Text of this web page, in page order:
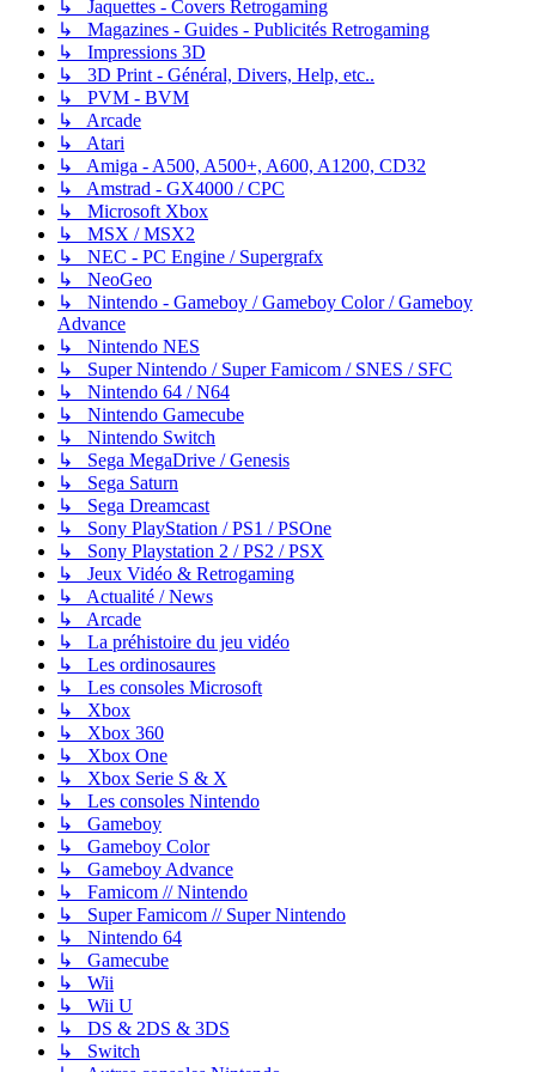
↳ Jaquettes - Covers Retrogaming
↳ Magazines - Guides - Publicités Retrogaming
↳ Impressions 3D
↳ 3D Print - Général, Divers, Help, etc..
↳ PVM - BVM
↳ Arcade
↳ Atari
↳ Amiga - A500, A500+, A600, A1200, CD32
↳ Amstrad - GX4000 / CPC
↳ Microsoft Xbox
↳ MSX / MSX2
↳ NEC - PC Engine / Supergrafx
↳ NeoGeo
↳ Nintendo - Gameboy / Gameboy Color / Gameboy
Advance
↳ Nintendo NES
↳ Super Nintendo / Super Famicom / SNES / SFC
↳ Nintendo 64 / N64
↳ Nintendo Gamecube
↳ Nintendo Switch
↳ Sega MegaDrive / Genesis
↳ Sega Saturn
↳ Sega Dreamcast
↳ Sony PlayStation / PS1 / PSOne
↳ Sony Playstation 2 / PS2 / PSX
↳ Jeux Vidéo & Retrogaming
↳ Actualité / News
↳ Arcade
↳ La préhistoire du jeu vidéo
↳ Les ordinosaures
↳ Les consoles Microsoft
↳ Xbox
↳ Xbox 360
↳ Xbox One
↳ Xbox Serie S & X
↳ Les consoles Nintendo
↳ Gameboy
↳ Gameboy Color
↳ Gameboy Advance
↳ Famicom // Nintendo
↳ Super Famicom // Super Nintendo
↳ Nintendo 64
↳ Gamecube
↳ Wii
↳ Wii U
↳ DS & 2DS & 3DS
↳ Switch